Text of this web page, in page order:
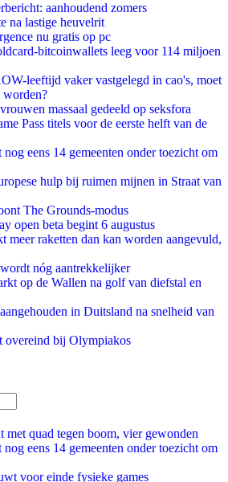
aanhoudend zomers
na lastige heuvelrit
nu gratis op pc
bitcoinwallets leeg voor 114 miljoen
leeftijd vaker vastgelegd in cao's, moet
worden?
massaal gedeeld op seksfora
Pass titels voor de eerste helft van de
eens 14 gemeenten onder toezicht om
hulp bij ruimen mijnen in Straat van
The Grounds-modus
open beta begint 6 augustus
meer raketten dan kan worden aangevuld,
nóg aantrekkelijker
op de Wallen na golf van diefstal en
in Duitsland na snelheid van
bij Olympiakos
met quad tegen boom, vier gewonden
eens 14 gemeenten onder toezicht om
voor einde fysieke games